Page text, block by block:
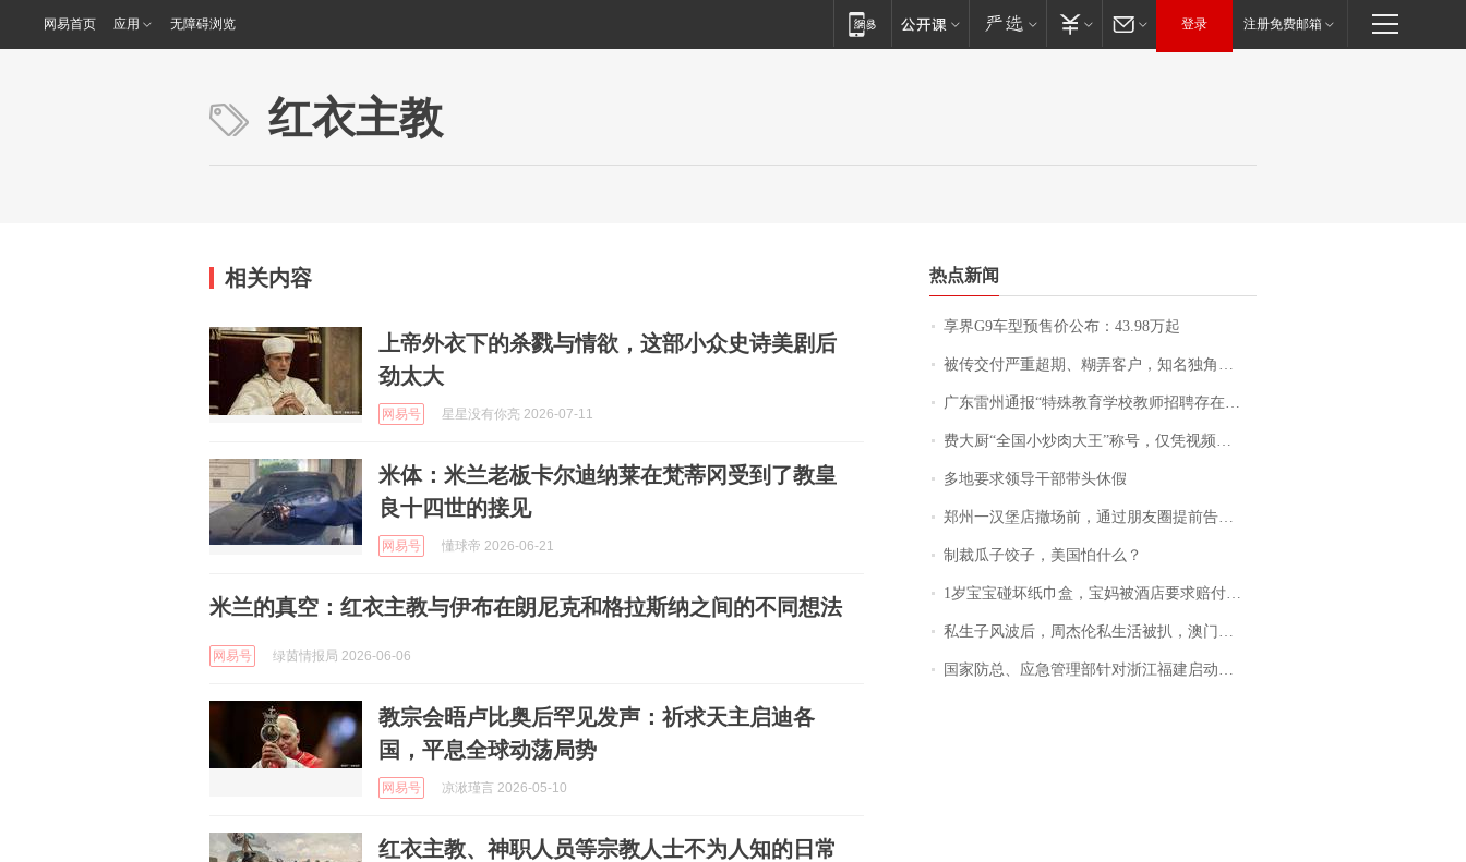
网易首页 应用 无障碍浏览 登录 注册免费邮箱
红衣主教
相关内容
上帝外衣下的杀戮与情欲，这部小众史诗美剧后
劲太大
网易号 星星没有你亮 2026-07-11
米体：米兰老板卡尔迪纳莱在梵蒂冈受到了教皇
良十四世的接见
网易号 懂球帝 2026-06-21
米兰的真空：红衣主教与伊布在朗尼克和格拉斯纳之间的不同想法
网易号 绿茵情报局 2026-06-06
教宗会晤卢比奥后罕见发声：祈求天主启迪各
国，平息全球动荡局势
网易号 凉湫瑾言 2026-05-10
红衣主教、神职人员等宗教人士不为人知的日常
热点新闻
享界G9车型预售价公布：43.98万起
被传交付严重超期、糊弄客户，知名独角兽车企创始人回应：都没证据，将依法采取措施，“本人长期与美国交管局保持沟通，对方表示肯定”
广东雷州通报“特殊教育学校教师招聘存在违规行为”：已启动问责程序 副校长被停职
费大厨“全国小炒肉大王”称号，仅凭视频评出？中国烹饪协会回应
多地要求领导干部带头休假
郑州一汉堡店撤场前，通过朋友圈提前告知逐一退费，有顾客仅剩1元也全被退回，分文不少；顾客：言而有信，让人感动
制裁瓜子饺子，美国怕什么？
1岁宝宝碰坏纸巾盒，宝妈被酒店要求赔付924元！三亚一酒店回复：骨瓷定制！网友一查价格，吵翻了
私生子风波后，周杰伦私生活被扒，澳门输10亿传闻早已经水落石出
国家防总、应急管理部针对浙江福建启动防汛防台风四级应急响应